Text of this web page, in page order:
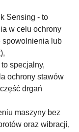
Sensing - to
w celu ochrony
spowolnienia lub
to specjalny,
ochrony stawów
drgań
maszyny bez
oraz wibracji,